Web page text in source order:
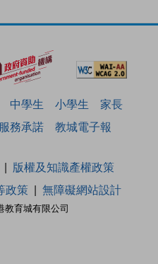
中學生 小學生
家長
服務承諾 教城電子報
教育城有限公司
版權及知識產權政策
政策 無障礙網站設計